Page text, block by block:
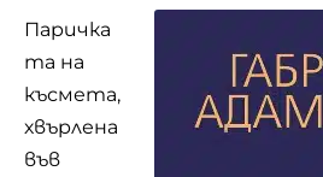
Паричка
та на
късмета,
хвърлена
във